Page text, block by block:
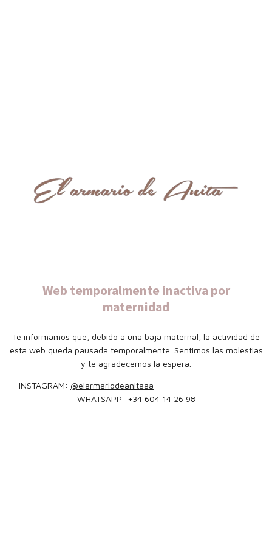
Web temporalmente inactiva por
maternidad
Te informamos que, debido a una baja maternal, la actividad de
esta web queda pausada temporalmente. Sentimos las molestias
y te agradecemos la espera.
INSTAGRAM: @elarmariodeanitaaa
WHATSAPP: +34 604 14 26 98